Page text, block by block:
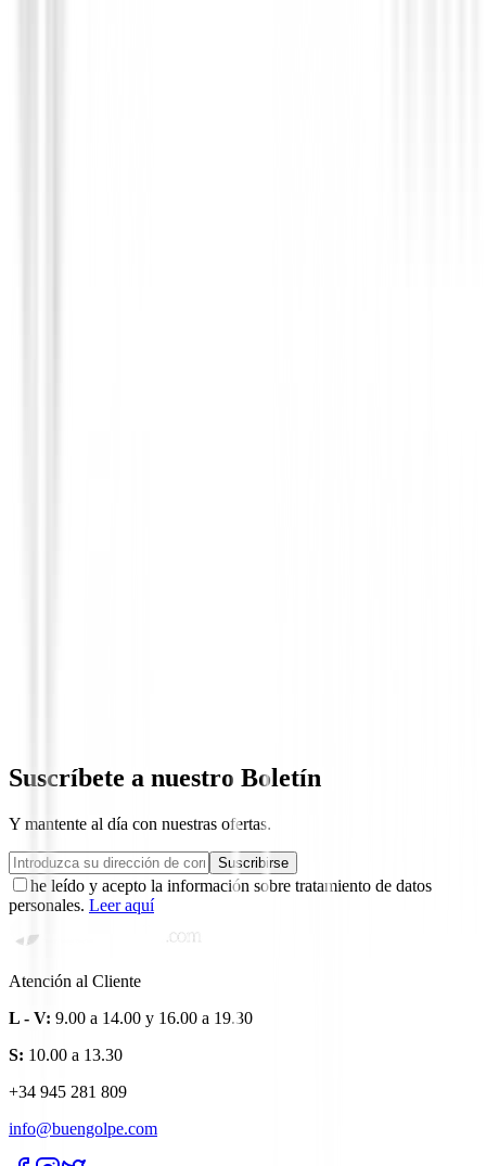
Suscríbete a nuestro Boletín
Y mantente al día con nuestras ofertas.
Suscribirse
he leído y acepto la información sobre tratamiento de datos
personales. Leer aquí
Atención al Cliente
L - V: 9.00 a 14.00 y 16.00 a 19.30
S: 10.00 a 13.30
+34 945 281 809
info@buengolpe.com